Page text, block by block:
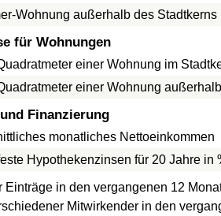
Wohnung außerhalb des Stadtkerns
für Wohnungen
einer Wohnung im
einer Wohnung
Finanzierung
monatliches Nettoeinkommen
Hypothekenzinsen für 20 Jahre in
Einträge in den vergangenen 12
Mitwirkender in den